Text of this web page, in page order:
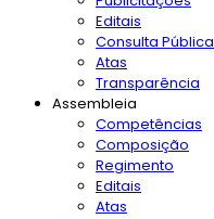
Editais
Consulta Pública
Atas
Transparência
Assembleia
Competências
Composição
Regimento
Editais
Atas